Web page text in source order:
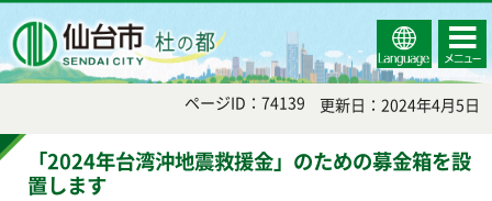
Select
Language
コンテ
ンツメ
ニュー
ページID：74139 更新日：2024年4月5日
「2024年台湾沖地震救援金」のための募金箱を設
置します